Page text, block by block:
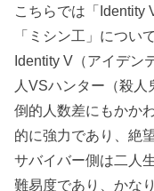
こちらでは「Identity
「ミシン工」につい
Identity V（アイデン
人VSハンター（殺
倒的人数差にもかか
的に強力であり、絶
サバイバー側は二人
難易度であり、かな